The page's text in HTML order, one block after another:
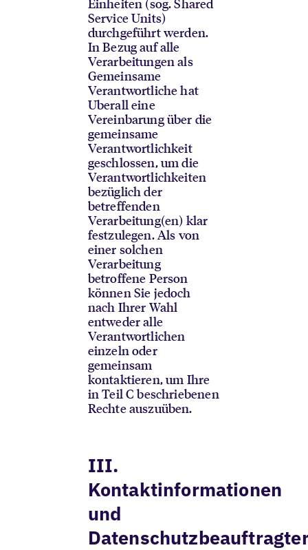
Service Units)
durchgeführt werden.
In Bezug auf alle
Verarbeitungen als
Gemeinsame
Verantwortliche hat
Uberall eine
Vereinbarung über die
gemeinsame
Verantwortlichkeit
geschlossen, um die
Verantwortlichkeiten
bezüglich der
betreffenden
Verarbeitung(en) klar
festzulegen. Als von
einer solchen
Verarbeitung
betroffene Person
können Sie jedoch
nach Ihrer Wahl
entweder alle
Verantwortlichen
einzeln oder
gemeinsam
kontaktieren, um Ihre
in Teil C beschriebenen
Rechte auszuüben.
III.
Kontaktinformationen
und